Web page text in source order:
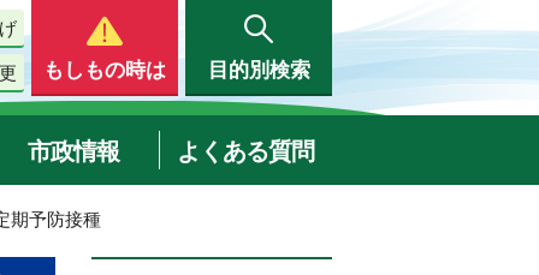
もしもの時は 目的別検索
市政情報 よくある質問
期予防接種